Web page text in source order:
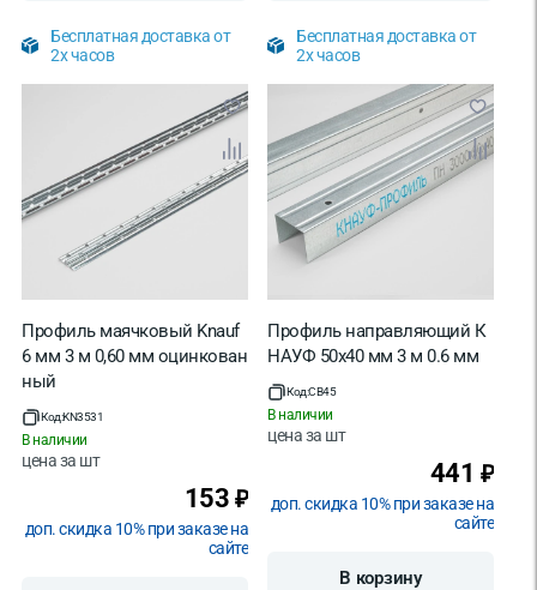
Бесплатная доставка от
2х часов
Бесплатная доставка от
2х часов
Профиль маячковый Knauf
6 мм 3 м 0,60 мм оцинкован
ный
Код:KN3531
В наличии
цена за шт
153 ₽
доп. скидка 10% при заказе на
сайте
Профиль направляющий К
НАУФ 50х40 мм 3 м 0.6 мм
Код:CB45
В наличии
цена за шт
441 ₽
доп. скидка 10% при заказе на
сайте
В корзину